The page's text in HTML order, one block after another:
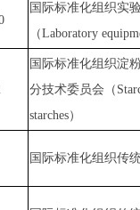
国际标准化组织实
（Laboratory
国际标准化组织淀
分技术委员会（
starches）
国际标准化组织传